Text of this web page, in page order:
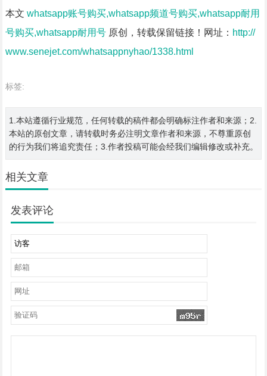
本文 whatsapp账号购买,whatsapp频道号购买,whatsapp耐用
号购买,whatsapp耐用号原创，转载保留链接！网址： http://
www.senejet.com/whatsappnyhao/1338.html
标签:
1.本站遵循行业规范，任何转载的稿件都会明确标注作者和来源；2.
本站的原创文章，请转载时务必注明文章作者和来源，不尊重原创
的行为我们将追究责任；3.作者投稿可能会经我们编辑修改或补充。
相关文章
发表评论